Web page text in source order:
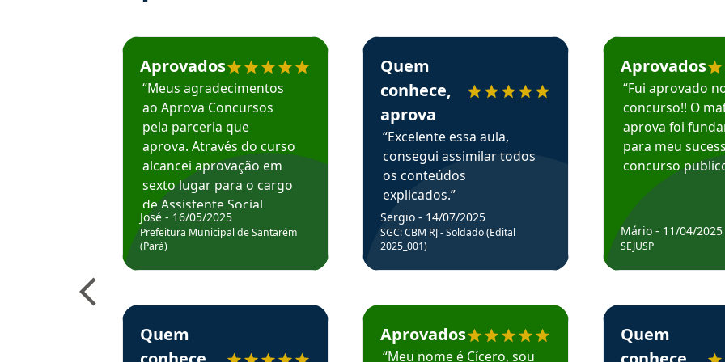
Estudante José recomenda o Aprova Concursos em depoimento
Aprovados
“Meus agradecimentos
ao Aprova Concursos
pela parceria que
aprova. Através do curso
alcancei aprovação em
sexto lugar para o cargo
de Assistente Social.
Hoje estou atuando na
Prefeitura de Santarém.
José - 16/05/2025
Prefeitura Municipal de Santarém
(Pará)
Estudante Elais recomenda o Aprova Concursos em depoimento
Quem
Estudante Sergio recomenda o Aprova Concursos em depoimento
Quem
conhece,
aprova
“Excelente essa aula,
consegui assimilar todos
os conteúdos
explicados.”
Sergio - 14/07/2025
SGC: CBM RJ - Soldado (Edital
2025_001)
Estudante Cicero recomenda o Aprova Concursos em depoimento
Aprovados
“Meu nome é Cícero, sou
Estudante Mário
Aprovados
“Fui aprovado
concurso!! O
aprova foi
para meu
concurso
Mário - 11/04/2025
SEJUSP
Estudante Henrique
Quem